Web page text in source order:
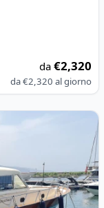
da€2,320
da€2,320 al giorno
(2012)